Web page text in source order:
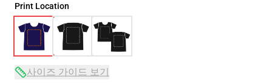
Print Location
사이즈 가이드 보기